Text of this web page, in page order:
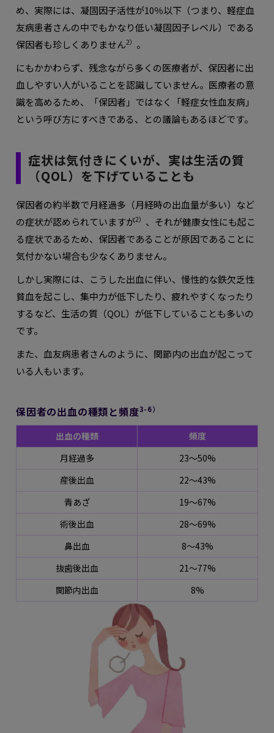
め、実際には、凝固因子活性が10％以下（つまり、軽症血
友病患者さんの中でもかなり低い凝固因子レベル）である
保因者も珍しくありません2） 。
にもかかわらず、残念ながら多くの医療者が、保因者に出
血しやすい人がいることを認識していません。医療者の意
識を高めるため、「保因者」ではなく「軽症女性血友病」
という呼び方にすべきである、との議論もあるほどです。
症状は気付きにくいが、実は生活の質
（QOL）を下げていることも
保因者の約半数で月経過多（月経時の出血量が多い）など
の症状が認められていますが2） 、それが健康女性にも起こ
る症状であるため、保因者であることが原因であることに
気付かない場合も少なくありません。
しかし実際には、こうした出血に伴い、慢性的な鉄欠乏性
貧血を起こし、集中力が低下したり、疲れやすくなったり
するなど、生活の質（QOL）が低下していることも多いの
です。
また、血友病患者さんのように、関節内の出血が起こって
いる人もいます。
保因者の出血の種類と頻度3-6）
出血の種類
頻度
月経過多
23〜50%
産後出血
22〜43%
青あざ
19〜67%
術後出血
28〜69%
鼻出血
8〜43%
抜歯後出血
21〜77%
関節内出血
8%